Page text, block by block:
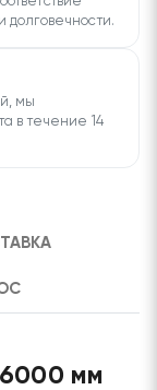
долговечности.
мы
в течение 14
мм